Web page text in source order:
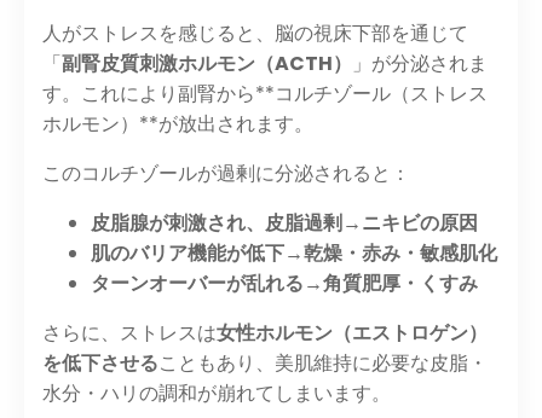
人がストレスを感じると、脳の視床下部を通じて
「副腎皮質刺激ホルモン（ACTH）
」が分泌されま
す。これにより副腎から**コルチゾール（ストレス
ホルモン）**が放出されます。
このコルチゾールが過剰に分泌されると：
皮脂腺が刺激され、皮脂過剰→ニキビの原因
肌のバリア機能が低下→乾燥・赤み・敏感肌化
ターンオーバーが乱れる→角質肥厚・くすみ
さらに、ストレスは女性ホルモン（エストロゲン）
を低下させることもあり、美肌維持に必要な皮脂・
水分・ハリの調和が崩れてしまいます。